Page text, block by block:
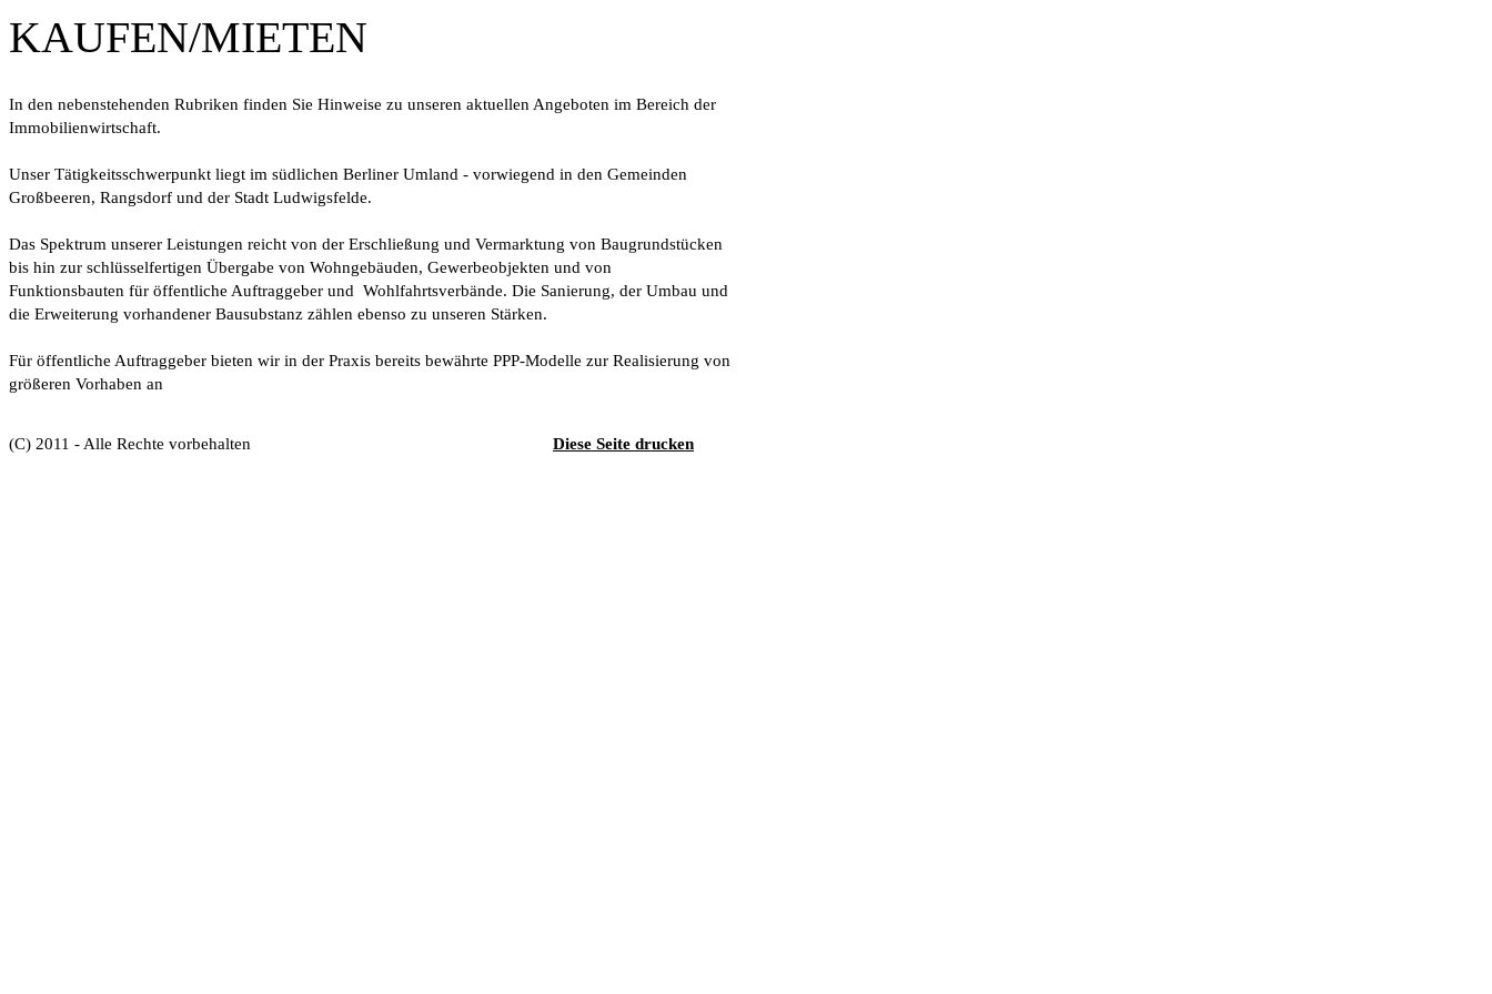
KAUFEN/MIETEN
In den nebenstehenden Rubriken finden Sie Hinweise zu unseren aktuellen Angeboten im Bereich der
Immobilienwirtschaft.
Unser Tätigkeitsschwerpunkt liegt im südlichen Berliner Umland - vorwiegend in den Gemeinden
Großbeeren, Rangsdorf und der Stadt Ludwigsfelde.
Das Spektrum unserer Leistungen reicht von der Erschließung und Vermarktung von Baugrundstücken
bis hin zur schlüsselfertigen Übergabe von Wohngebäuden, Gewerbeobjekten und von
Funktionsbauten für öffentliche Auftraggeber und Wohlfahrtsverbände. Die Sanierung, der Umbau und
die Erweiterung vorhandener Bausubstanz zählen ebenso zu unseren Stärken.
Für öffentliche Auftraggeber bieten wir in der Praxis bereits bewährte PPP-Modelle zur Realisierung von
größeren Vorhaben an
(C) 2011 - Alle Rechte vorbehalten Diese Seite drucken